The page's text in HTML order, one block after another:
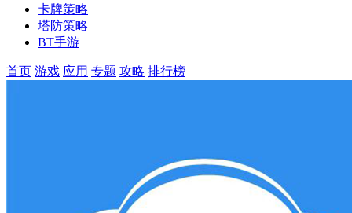
卡牌策略
塔防策略
BT手游
首页 游戏 应用 专题 攻略 排行榜